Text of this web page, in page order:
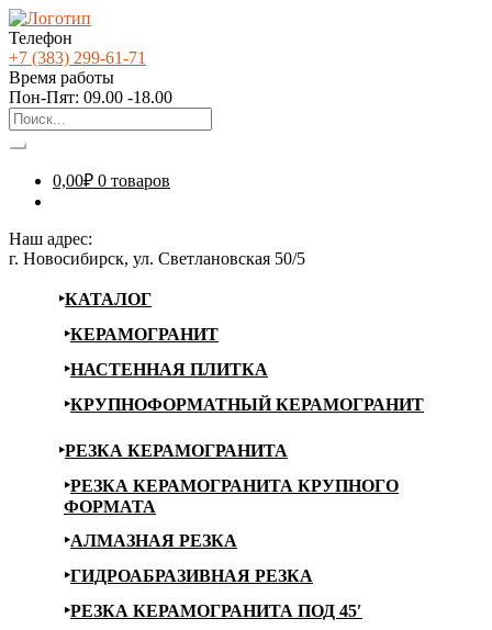
Телефон
+7 (383) 299-61-71
Время работы
Пон-Пят: 09.00 -18.00
0,00₽ 0 товаров
Наш адрес:
г. Новосибирск, ул. Светлановская 50/5
КАТАЛОГ
КЕРАМОГРАНИТ
НАСТЕННАЯ ПЛИТКА
КРУПНОФОРМАТНЫЙ КЕРАМОГРАНИТ
РЕЗКА КЕРАМОГРАНИТА
РЕЗКА КЕРАМОГРАНИТА КРУПНОГО
ФОРМАТА
АЛМАЗНАЯ РЕЗКА
ГИДРОАБРАЗИВНАЯ РЕЗКА
РЕЗКА КЕРАМОГРАНИТА ПОД 45′